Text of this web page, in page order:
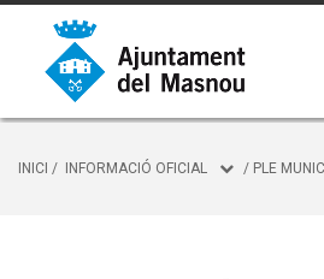
INICI / INFORMACIÓ OFICIAL / PLE